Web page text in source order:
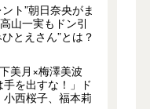
ト”朝日奈央がま
山一実もドン引
とえさん”とは？
美月×梅澤美波
手を出すな！」ド
小西桜子、福本莉